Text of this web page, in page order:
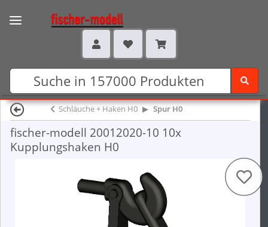
Schläuche + Haken H0 Spur H0
fischer-modell 20012020-10 10x
Kupplungshaken H0